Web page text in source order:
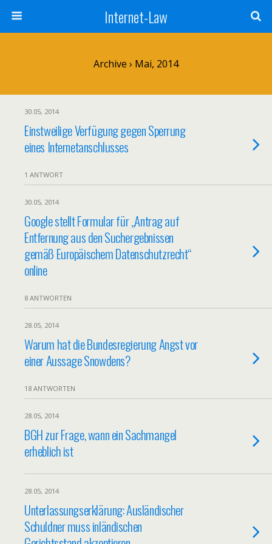
Internet-Law
Archive › Mai, 2014
30.05, 2014
Einstweilige Verfügung gegen Sperrung
eines Internetanschlusses
1 ANTWORT
30.05, 2014
Google stellt Formular für „Antrag auf
Entfernung aus den Suchergebnissen
gemäß Europäischem Datenschutzrecht“
online
8 ANTWORTEN
28.05, 2014
Warum hat die Bundesregierung Angst vor
einer Aussage Snowdens?
18 ANTWORTEN
28.05, 2014
BGH zur Frage, wann ein Sachmangel
erheblich ist
28.05, 2014
Unterlassungserklärung: Ausländischer
Schuldner muss inländischen